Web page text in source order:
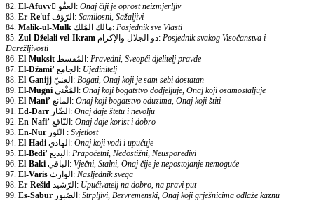
82. El-Afuvv ّالعفُو: Onaj čiji je oprost neizmjerljiv
83. Er-Re'uf الرّؤف: Samilosni, Sažaljivi
84. Malik-ul-Mulk مالك المُلك: Posjednik sve Vlasti
85. Zul-Dželali vel-Ikram ذو الجلال والإكرام: Posjednik svakog Visočanstva i
Darežljivosti
86. El-Muksit المُقسط: Pravedni, Sveopći djelitelj pravde
87. El-Džami’ الجامع: Ujedinitelj
88. El-Ganijj الغنيّ: Bogati, Onaj koji je sam sebi dostatan
89. El-Mugni المُغْني: Onaj koji bogatstvo dodjeljuje, Onaj koji osamostaljuje
90. El-Mani’ المانع: Onaj koji bogatstvo oduzima, Onaj koji štiti
91. Ed-Darr الضّار: Onaj daje štetu i nevolju
92. En-Nafi’ النّافع: Onaj daje korist i dobro
93. En-Nur النّور : Svjetlost
94. El-Hadi الهادي: Onaj koji vodi i upućuje
95. El-Bedi’ البديع: Prapočetni, Nedostižni, Neusporedivi
96. El-Baki الباقي: Vječni, Stalni, Onaj čije je nepostojanje nemoguće
97. El-Varis الوارث: Nasljednik svega
98. Er-Rešid الرّشيد: Upućivatelj na dobro, na pravi put
99. Es-Sabur الصّبور: Strpljivi, Bezvremenski, Onaj koji grješnicima odlaže kaznu